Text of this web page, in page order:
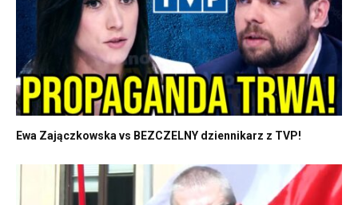
Ewa Zajączkowska vs BEZCZELNY dziennikarz z TVP!